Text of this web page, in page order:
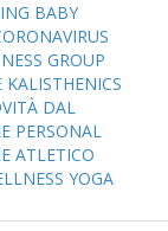
BABY
GROUP
KALISTHENICS
DAL
PERSONAL
ATLETICO
YOGA